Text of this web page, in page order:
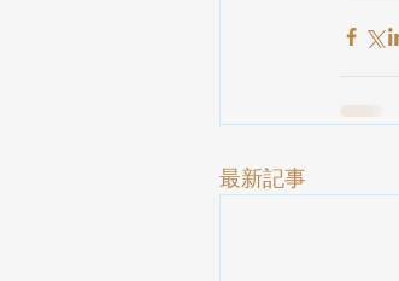
最新記事